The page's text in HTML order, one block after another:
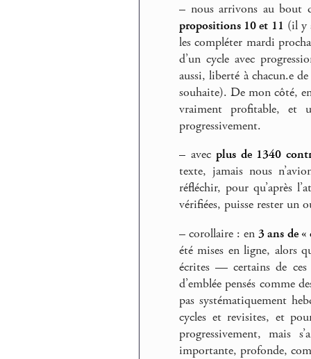
– nous arrivons au bout
propositions 10 et 11 (il y
les compléter mardi
d’un cycle avec
aussi, liberté à chacun.e
souhaite). De mon côté,
vraiment profitable, et
progressivement.
– avecplus de 1340
texte, jamais nous
réfléchir, pour qu’après
vérifiées, puisse rester un
– corollaire : en3 ans de «
été mises en ligne, alors
écrites — certains de ces
d’emblée pensés comme
pas systématiquement
cycles et revisites, et
progressivement, mais
importante, profonde,